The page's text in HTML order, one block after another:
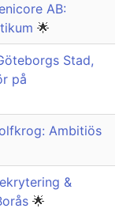
AB:
🌟
Stad,
på
Ambitiös
&
🌟